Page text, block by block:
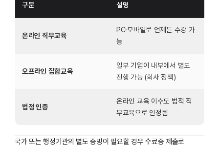
구분 설명
온라인 직무교육
PC·모바일로 언제든 수강 가
능
오프라인 집합교육
일부 기업이 내부에서 별도
진행 가능 (회사 정책)
법정 인증
온라인 교육 이수도 법적 직
무교육으로 인정됨
국가 또는 행정기관의 별도 증빙이 필요할 경우 수료증 제출로